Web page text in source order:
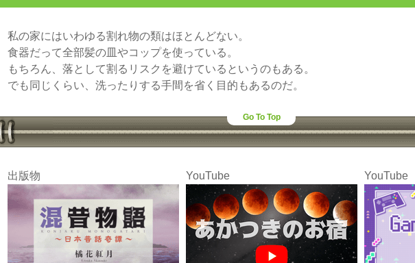
私の家にはいわゆる割れ物の類はほとんどない。
食器だって全部髪の皿やコップを使っている。
もちろん、落として割るリスクを避けているというのもある。
でも同じくらい、洗ったりする手間を省く目的もあるのだ。
Go To Top
出版物 YouTube YouTube